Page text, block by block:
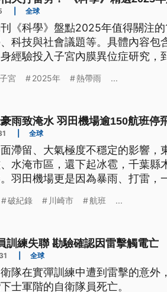
全球
《科學》盤點2025年值得關注
科技與社會議題等。具體內容包
經驗投入子宮內膜異位症研究，
子宮 2025年 熱帶雨 ...
雨致淹水 羽田機場逾150航班停
全球
滯留、大氣極度不穩定的影響，
水淹市區，還下起冰雹，千葉縣
羽田機場更是因為暴雨、打雷，
破紀錄 川崎市 航班 ...
訓練失聯 勘驗確認因雷擊觸電亡
全球
隊在實彈訓練中遭到雷擊的意外
士軍階的自衛隊員死亡。